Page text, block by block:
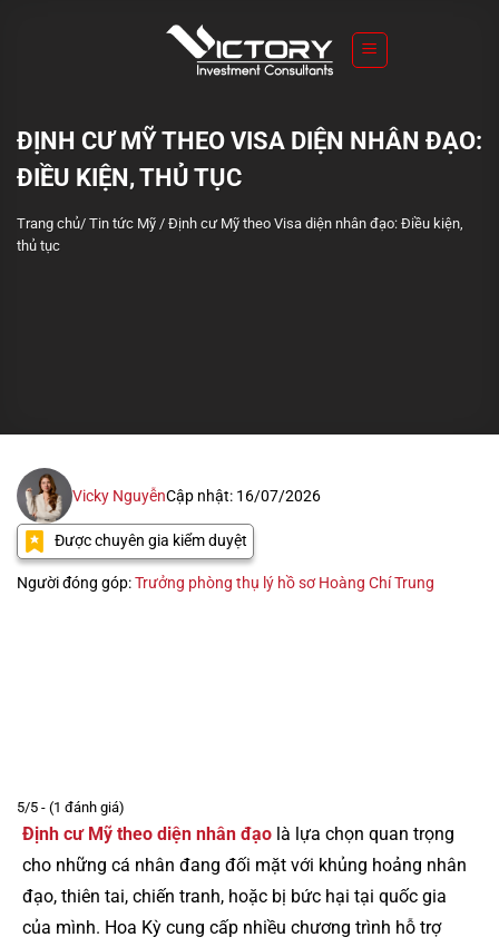
ĐỊNH CƯ MỸ THEO VISA DIỆN NHÂN ĐẠO:
ĐIỀU KIỆN, THỦ TỤC
Trang chủ/ Tin tức Mỹ / Định cư Mỹ theo Visa diện nhân đạo: Điều kiện,
thủ tục
Vicky NguyễnCập nhật: 16/07/2026
Được chuyên gia kiểm duyệt
Người đóng góp:Trưởng phòng thụ lý hồ sơ Hoàng Chí Trung
5/5 - (1 đánh giá)
Định cư Mỹ theo diện nhân đạo là lựa chọn quan trọng
cho những cá nhân đang đối mặt với khủng hoảng nhân
đạo, thiên tai, chiến tranh, hoặc bị bức hại tại quốc gia
của mình. Hoa Kỳ cung cấp nhiều chương trình hỗ trợ